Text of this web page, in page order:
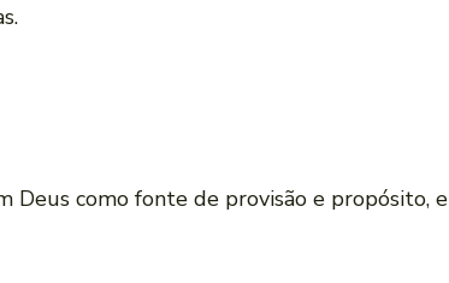
como fonte de provisão e propósito, e